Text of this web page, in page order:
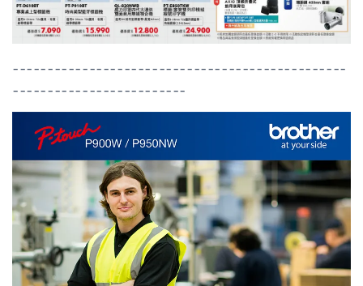
------------------------------------------------
-------------------------